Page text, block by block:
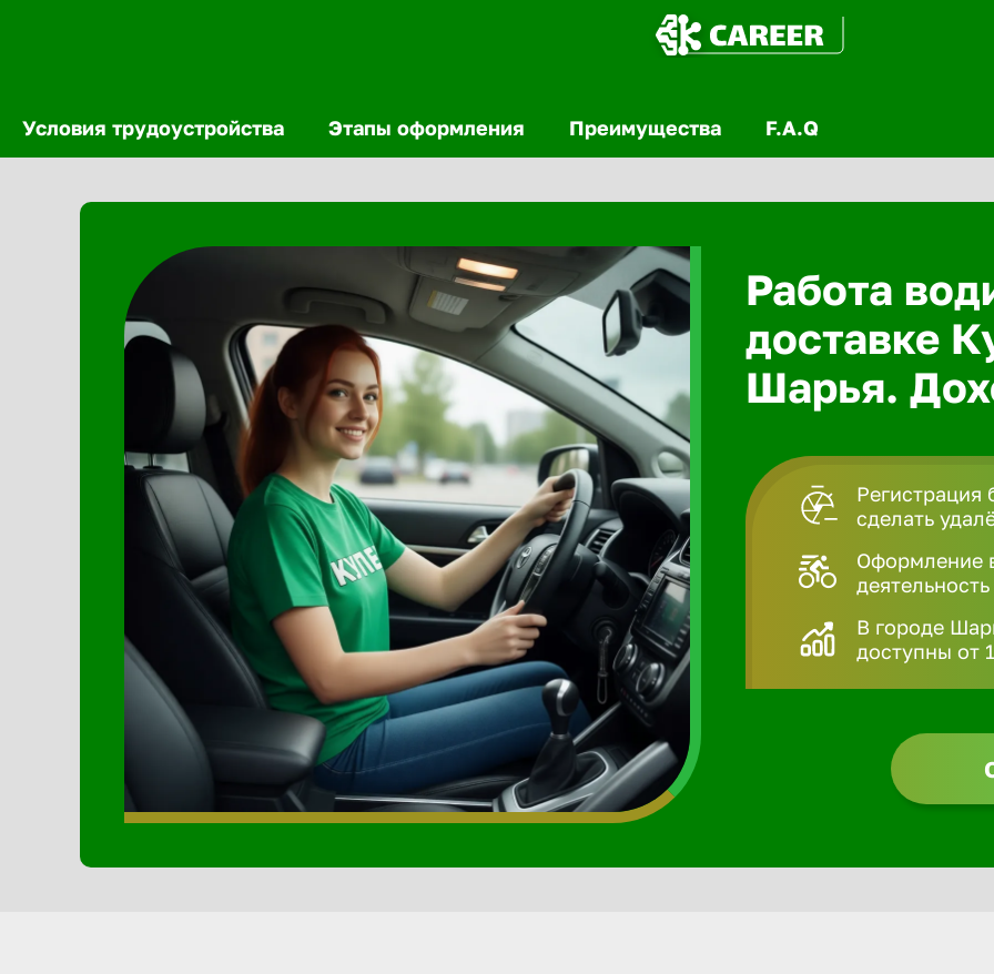
Условия трудоустройства Этапы оформления Преимущества F.A.Q
Работа
доставке
Шарья.
Регистрация
сделать
Оформление
В городе
доступны от